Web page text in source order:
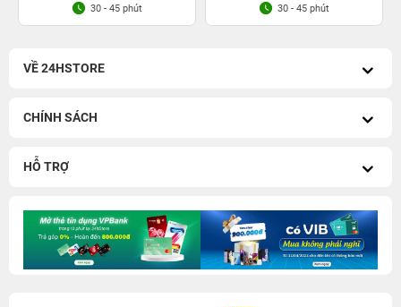
30 - 45 phút 30 - 45 phút
VỀ 24HSTORE
CHÍNH SÁCH
HỖ TRỢ